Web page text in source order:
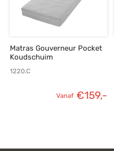
Matras Gouverneur Pocket
Koudschuim
1220.C
Vanaf €159,-